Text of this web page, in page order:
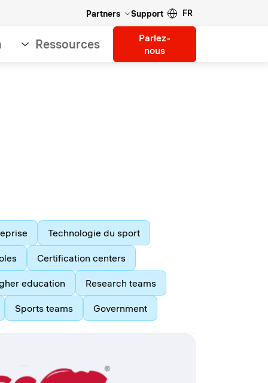
Partners Support FR
Ressources
Parlez-
nous
Technologie du sport
Certification centers
education Research teams
Sports teams Government